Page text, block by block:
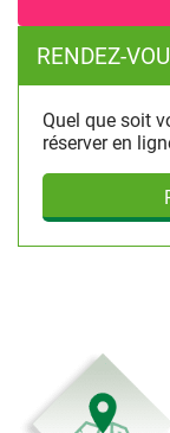
RENDEZ-
Quel que soit
réserver en